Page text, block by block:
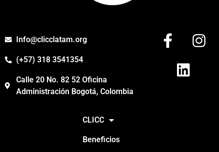
Info@clicclatam.org
(+57) 318 3541354
Calle 20 No. 82 52 Oficina
Administración Bogotá, Colombia
CLICC
Beneficios